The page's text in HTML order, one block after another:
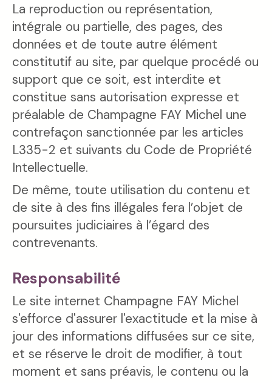
La reproduction ou représentation,
intégrale ou partielle, des pages, des
données et de toute autre élément
constitutif au site, par quelque procédé ou
support que ce soit, est interdite et
constitue sans autorisation expresse et
préalable de Champagne FAY Michel une
contrefaçon sanctionnée par les articles
L335-2 et suivants du Code de Propriété
Intellectuelle.
De même, toute utilisation du contenu et
de site à des fins illégales fera l’objet de
poursuites judiciaires à l’égard des
contrevenants.
Responsabilité
Le site internet Champagne FAY Michel
s'efforce d'assurer l'exactitude et la mise à
jour des informations diffusées sur ce site,
et se réserve le droit de modifier, à tout
moment et sans préavis, le contenu ou la